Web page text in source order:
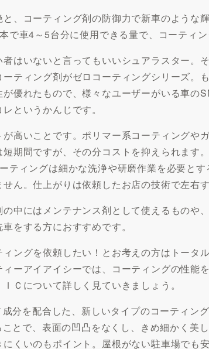
、コーティング剤の防御力で新車のような
で車4～5台分に使用できる量で、コーティ
はいないと言ってもいいシュアラスター。
ティング剤がゼロコーティングシリーズ。
優れたもので、様々なユーザーがいる車の
というかんじです。
高いことです。ポリマー系コーティングや
期間ですが、その分コストを抑えられます
ティングは細かな洗浄や研磨作業を必要と
ん。仕上がりは依頼したお店の技術で左右
中にはメンテナンス剤として使えるものや
をする方におすすめです。
ングを依頼したい！とお考えの方はトータ
ィーアイアイシーでは、コーティングの性能
Ｃについて詳しく見ていきましょう。
成分を配合した、新しいタイプのコーティン
とで、表面の凹凸をなくし、きめ細かく美
くいのもポイント。屋根がない駐車場でも